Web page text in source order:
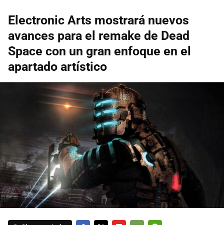
Electronic Arts mostrará nuevos
avances para el remake de Dead
Space con un gran enfoque en el
apartado artístico